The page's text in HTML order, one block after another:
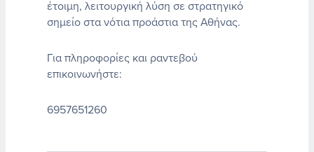
έτοιμη, λειτουργική λύση σε στρατηγικό
σημείο στα νότια προάστια της Αθήνας.
Για πληροφορίες και ραντεβού
επικοινωνήστε:
6957651260